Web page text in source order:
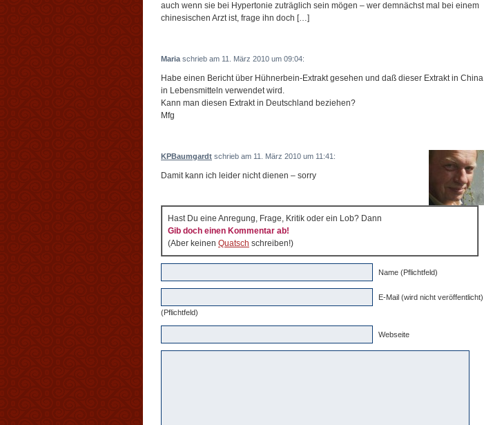
auch wenn sie bei Hypertonie zuträglich sein mögen – wer demnächst mal bei einem
chinesischen Arzt ist, frage ihn doch […]
Maria schrieb am 11. März 2010 um 09:04:
Habe einen Bericht über Hühnerbein-Extrakt gesehen und daß dieser Extrakt in China
in Lebensmitteln verwendet wird.
Kann man diesen Extrakt in Deutschland beziehen?
Mfg
KPBaumgardt schrieb am 11. März 2010 um 11:41:
Damit kann ich leider nicht dienen – sorry
Hast Du eine Anregung, Frage, Kritik oder ein Lob? Dann
Gib doch einen Kommentar ab!
(Aber keinen Quatsch schreiben!)
Name (Pflichtfeld)
E-Mail (wird nicht veröffentlicht)
(Pflichtfeld)
Webseite